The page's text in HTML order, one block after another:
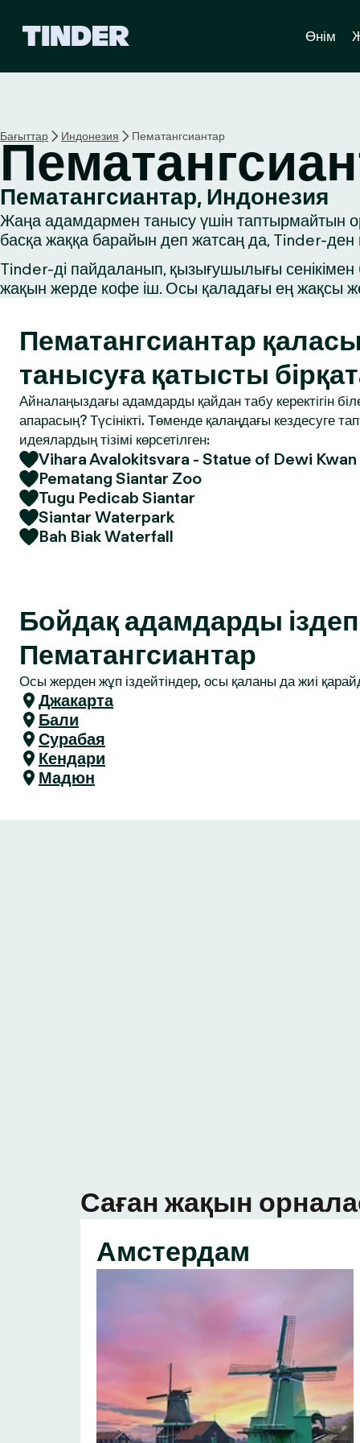
H
o
Өнім
Бағыттар Индонезия Пематангсиантар
Пематангсиантар, Индонезия
Жаңа адамдармен танысу үшін таптырмайтын
басқа жаққа барайын деп жатсаң да, Tinder-
Tinder-ді пайдаланып, қызығушылығы сенікімен
жақын жерде кофе іш. Осы қаладағы ең жақсы
Пематангсиантар
танысуға қатысты
Айналаңыздағы адамдарды қайдан табу керектігін
апарасың? Түсінікті. Төменде қалаңдағы кездесуге
идеялардың тізімі көрсетілген:
Vihara Avalokitsvara - Statue of Dewi Kwan
Pematang Siantar Zoo
Tugu Pedicab Siantar
Siantar Waterpark
Bah Biak Waterfall
Бойдақ адамдарды іздеп
Пематангсиантар
Осы жерден жұп іздейтіндер, осы қаланы да жиі
Джакарта
Бали
Сурабая
Кендари
Мадюн
Саған жақын
Амстердам